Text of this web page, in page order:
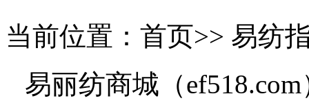
当前位置：首页>> 易纺
易丽纺商城（ef518.com